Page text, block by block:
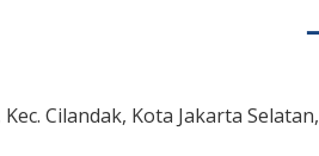
Kec. Cilandak, Kota Jakarta Selatan,